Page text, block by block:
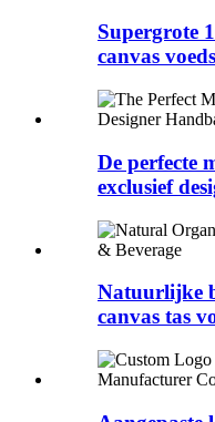
Supergrote
canvas
De perfecte
exclusief
Natuurlijke
canvas tas